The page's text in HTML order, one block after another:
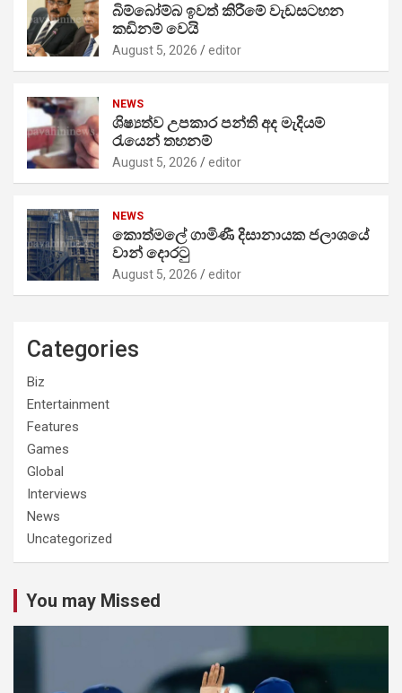
බිම්බෝම්බ ඉවත් කිරීමේ වැඩසටහන
කඩිනම් වෙයි
August 5, 2026 editor
NEWS
ශිෂ්‍යත්ව උපකාර පන්ති අද මැදියම්
රැයෙන් තහනම්
August 5, 2026 editor
NEWS
කොත්මලේ ගාමිණී දිසානායක ජලාශයේ
වාන් දොරටු
August 5, 2026 editor
Categories
Biz
Entertainment
Features
Games
Global
Interviews
News
Uncategorized
You may Missed